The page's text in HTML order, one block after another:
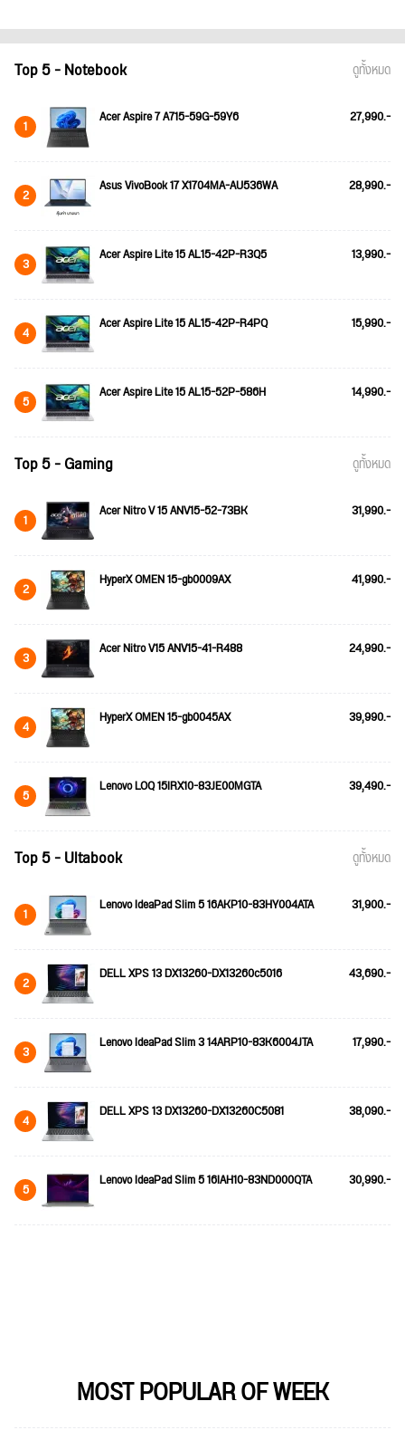
Top 5 - Notebook ดูทั้งหมด
1 Acer Aspire 7 A715-59G-59Y6 27,990.-
2 Asus VivoBook 17 X1704MA-AU536WA 28,990.-
3 Acer Aspire Lite 15 AL15-42P-R3Q5 13,990.-
4 Acer Aspire Lite 15 AL15-42P-R4PQ 15,990.-
5 Acer Aspire Lite 15 AL15-52P-586H 14,990.-
Top 5 - Gaming ดูทั้งหมด
1 Acer Nitro V 15 ANV15-52-73BK 31,990.-
2 HyperX OMEN 15-gb0009AX 41,990.-
3 Acer Nitro V15 ANV15-41-R488 24,990.-
4 HyperX OMEN 15-gb0045AX 39,990.-
5 Lenovo LOQ 15IRX10-83JE00MGTA 39,490.-
Top 5 - Ultabook ดูทั้งหมด
1 Lenovo IdeaPad Slim 5 16AKP10-83HY004ATA 31,900.-
2 DELL XPS 13 DX13260-DX13260c5016 43,690.-
3 Lenovo IdeaPad Slim 3 14ARP10-83K6004JTA 17,990.-
4 DELL XPS 13 DX13260-DX13260C5081 38,090.-
5 Lenovo IdeaPad Slim 5 16IAH10-83ND000QTA 30,990.-
MOST POPULAR OF WEEK